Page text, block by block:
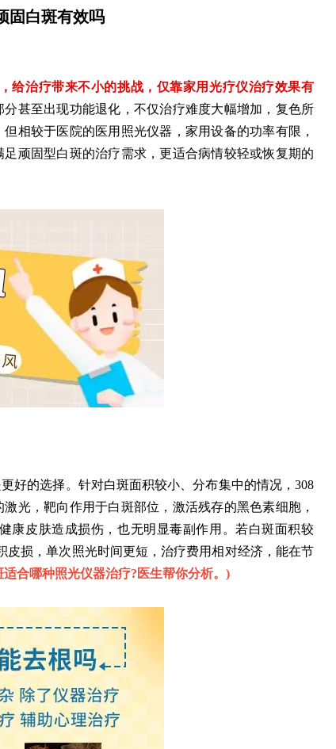
固白斑有效吗
治疗带来不小的挑战，仅靠家用光疗仪治疗效果有
甚至出现功能退化，不仅治疗难度大幅增加，复色所
相较于医院的医用照光仪器，家用设备的功率有限，
顽固型白斑的治疗需求，更适合病情较轻或恢复期的
的选择。针对白斑面积较小、分布集中的情况，308
光，靶向作用于白斑部位，激活残存的黑色素细胞，
康皮肤造成损伤，也无明显毒副作用。若白斑面积较
损，单次照光时间更短，治疗费用相对经济，能在节
合哪种照光仪器治疗?医生帮你分析。 )